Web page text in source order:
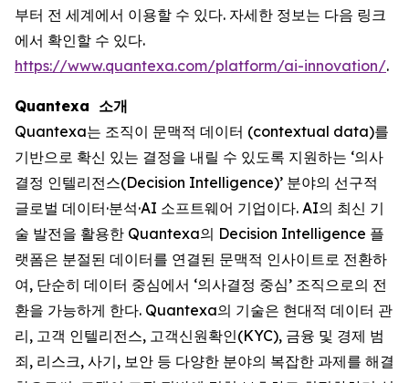
부터 전 세계에서 이용할 수 있다. 자세한 정보는 다음 링크
에서 확인할 수 있다.
https://www.quantexa.com/platform/ai-innovation/.
Quantexa 소개
Quantexa는 조직이 문맥적 데이터 (contextual data)를
기반으로 확신 있는 결정을 내릴 수 있도록 지원하는 ‘의사
결정 인텔리전스(Decision Intelligence)’ 분야의 선구적
글로벌 데이터·분석·AI 소프트웨어 기업이다. AI의 최신 기
술 발전을 활용한 Quantexa의 Decision Intelligence 플
랫폼은 분절된 데이터를 연결된 문맥적 인사이트로 전환하
여, 단순히 데이터 중심에서 ‘의사결정 중심’ 조직으로의 전
환을 가능하게 한다. Quantexa의 기술은 현대적 데이터 관
리, 고객 인텔리전스, 고객신원확인(KYC), 금융 및 경제 범
죄, 리스크, 사기, 보안 등 다양한 분야의 복잡한 과제를 해결